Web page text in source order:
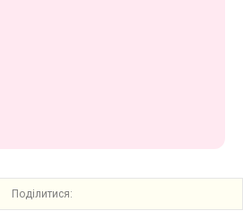
Поділитися: